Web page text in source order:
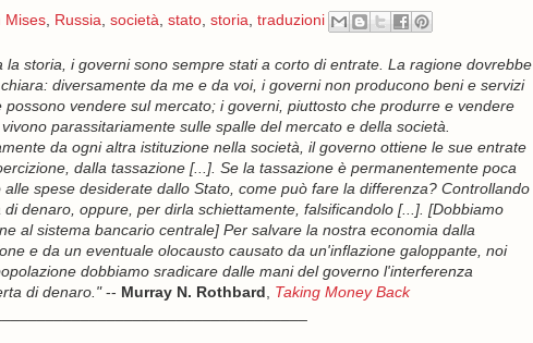
Mises, Russia, società, stato, storia, traduzioni
la storia, i governi sono sempre stati a corto di entrate. La ragione dovrebbe
diversamente da me e da voi, i governi non producono beni e servizi
possono vendere sul mercato; i governi, piuttosto che produrre e vendere
parassitariamente sulle spalle del mercato e della società.
da ogni altra istituzione nella società, il governo ottiene le sue entrate
dalla tassazione [...]. Se la tassazione è permanentemente poca
alle spese desiderate dallo Stato, come può fare la differenza? Controllando
di denaro, oppure, per dirla schiettamente, falsificandolo [...]. [Dobbiamo
al sistema bancario centrale] Per salvare la nostra economia dalla
e da un eventuale olocausto causato da un'inflazione galoppante, noi
dobbiamo sradicare dalle mani del governo l'interferenza
di denaro."-- Murray N. Rothbard
Taking Money Back